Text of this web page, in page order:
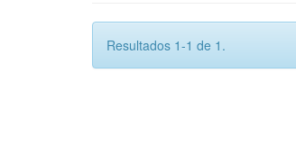
Resultados 1-1 de 1.